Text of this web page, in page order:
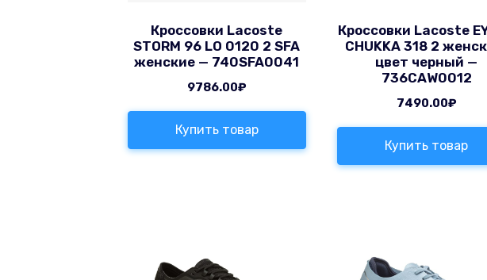
Кроссовки Lacoste
STORM 96 LO 0120 2 SFA
женские — 740SFA0041
9786.00₽
Купить товар
Кроссовки Lacoste
CHUKKA 318 2
цвет черный —
736CAW0012
7490.00₽
Купить товар